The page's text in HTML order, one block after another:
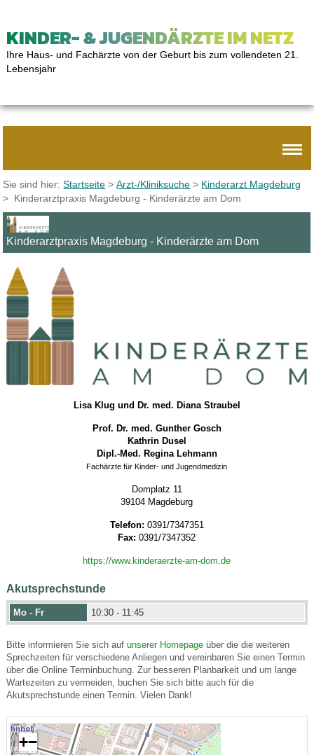
KINDER- & JUGENDÄRZTE IM NETZ
Ihre Haus- und Fachärzte von der Geburt bis zum vollendeten 21.
Lebensjahr
Sie sind hier:Startseite >Arzt-/Kliniksuche > Kinderarzt Magdeburg
> Kinderarztpraxis Magdeburg - Kinderärzte am Dom
Kinderarztpraxis Magdeburg - Kinderärzte am Dom
Lisa Klug und Dr. med. Diana Straubel
Prof. Dr. med. Gunther Gosch
Kathrin Dusel
Dipl.-Med. Regina Lehmann
Fachärzte für Kinder- und Jugendmedizin
Domplatz 11
39104 Magdeburg
Telefon: 0391/7347351
Fax: 0391/7347352
https://www.kinderaerzte-am-dom.de
Akutsprechstunde
Mo - Fr 10:30 - 11:45
Bitte informieren Sie sich auf unserer Homepageüber die die weiteren
Sprechzeiten für verschiedene Anliegen und vereinbaren Sie einen Termin
über die Online Terminbuchung. Zur besseren Planbarkeit und um lange
Wartezeiten zu vermeiden, buchen Sie sich bitte auch für die
Akutsprechstunde einen Termin. Vielen Dank!
+−